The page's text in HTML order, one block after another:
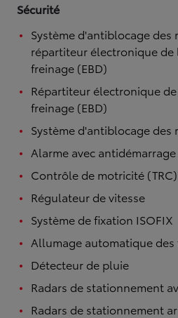
Sécurité
Système d'antiblocage des
répartiteur électronique de
freinage (EBD)
Répartiteur électronique
freinage (EBD)
Système d'antiblocage des
Alarme avec antidémarrage
Contrôle de motricité (TRC)
Régulateur de vitesse
Système de fixation ISOFIX
Allumage automatique des
Détecteur de pluie
Radars de stationnement
Radars de stationnement